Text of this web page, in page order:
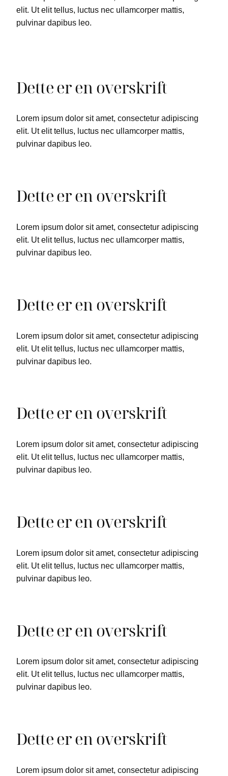
elit. Ut elit tellus, luctus nec ullamcorper mattis,
pulvinar dapibus leo.
Dette er en overskrift
Lorem ipsum dolor sit amet, consectetur adipiscing
elit. Ut elit tellus, luctus nec ullamcorper mattis,
pulvinar dapibus leo.
Dette er en overskrift
Lorem ipsum dolor sit amet, consectetur adipiscing
elit. Ut elit tellus, luctus nec ullamcorper mattis,
pulvinar dapibus leo.
Dette er en overskrift
Lorem ipsum dolor sit amet, consectetur adipiscing
elit. Ut elit tellus, luctus nec ullamcorper mattis,
pulvinar dapibus leo.
Dette er en overskrift
Lorem ipsum dolor sit amet, consectetur adipiscing
elit. Ut elit tellus, luctus nec ullamcorper mattis,
pulvinar dapibus leo.
Dette er en overskrift
Lorem ipsum dolor sit amet, consectetur adipiscing
elit. Ut elit tellus, luctus nec ullamcorper mattis,
pulvinar dapibus leo.
Dette er en overskrift
Lorem ipsum dolor sit amet, consectetur adipiscing
elit. Ut elit tellus, luctus nec ullamcorper mattis,
pulvinar dapibus leo.
Dette er en overskrift
Lorem ipsum dolor sit amet, consectetur adipiscing